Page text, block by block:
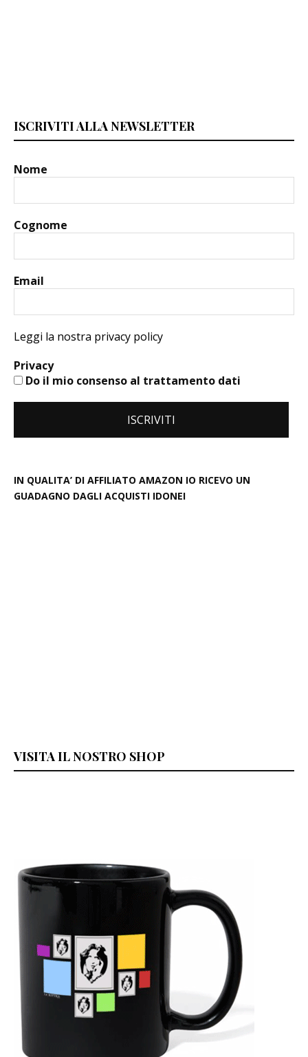
ISCRIVITI ALLA NEWSLETTER
Nome
Cognome
Email
Leggi la nostra privacy policy
Privacy
Do il mio consenso al trattamento dati
IN QUALITA’ DI AFFILIATO AMAZON IO RICEVO UN
GUADAGNO DAGLI ACQUISTI IDONEI
VISITA IL NOSTRO SHOP